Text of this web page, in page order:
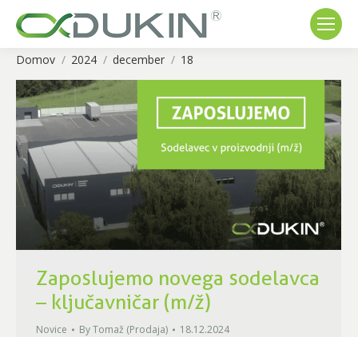
You are here:
Domov 2024 december 18
Zaposlujemo novega sodelavca
– ključavničar (m/ž)
Novice ByTomaž (Prodaja) 18.12.2024